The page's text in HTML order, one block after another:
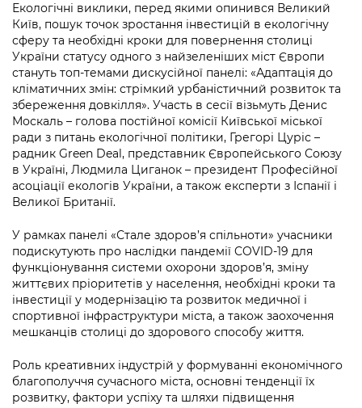
Екологічні виклики, перед якими опинився Великий
Київ, пошук точок зростання інвестицій в екологічну
сферу та необхідні кроки для повернення столиці
України статусу одного з найзеленіших міст Європи
стануть топ-темами дискусійної панелі: «Адаптація до
кліматичних змін: стрімкий урбаністичний розвиток та
збереження довкілля». Участь в сесії візьмуть Денис
Москаль – голова постійної комісії Київської міської
ради з питань екологічної політики, Грегорі Цуріс –
радник Green Deal, представник Європейського Союзу
в Україні, Людмила Циганок – президент Професійної
асоціації екологів України, а також експерти з Іспанії і
Великої Британії.
У рамках панелі «Стале здоров’я спільноти» учасники
подискутують про наслідки пандемії COVID-19 для
функціонування системи охорони здоров’я, зміну
життєвих пріоритетів у населення, необхідні кроки та
інвестиції у модернізацію та розвиток медичної і
спортивної інфраструктури міста, а також заохочення
мешканців столиці до здорового способу життя.
Роль креативних індустрій у формуванні економічного
благополуччя сучасного міста, основні тенденції їх
розвитку, фактори успіху та шляхи підвищення